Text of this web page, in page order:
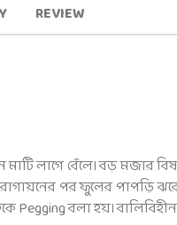
REVIEW
মাটি লাগে বেঁলে। বড়
পর ফুলের পাপড়ি
Pegging বলা হয়।